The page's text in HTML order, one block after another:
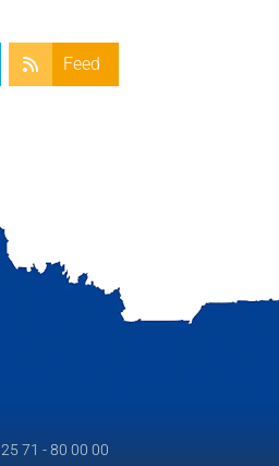
Feed
71 - 80 00 00